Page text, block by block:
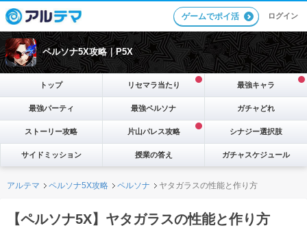
ゲームでポイ活 ログイン
ペルソナ5X攻略｜P5X
トップ リセマラ当たり 最強キャラ
最強パーティ 最強ペルソナ ガチャどれ
ストーリー攻略 片山パレス攻略 シナジー選択肢
サイドミッション 授業の答え ガチャスケジュール
アルテマ ペルソナ5X攻略 ペルソナ ヤタガラスの性能と作り方
【ペルソナ5X】ヤタガラスの性能と作り方